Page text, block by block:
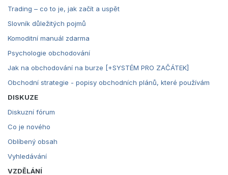
Trading – co to je, jak začít a uspět
Slovník důležitých pojmů
Komoditní manuál zdarma
Psychologie obchodování
Jak na obchodování na burze [+SYSTÉM PRO ZAČÁTEK]
Obchodní strategie - popisy obchodních plánů, které používám
DISKUZE
Diskuzní fórum
Co je nového
Oblíbený obsah
Vyhledávání
VZDĚLÁNÍ